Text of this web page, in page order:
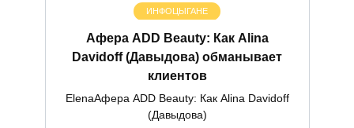
ИНФОЦЫГАНЕ
Афера ADD Beauty: Как Alina
Davidoff (Давыдова) обманывает
клиентов
ElenaАфера ADD Beauty: Как Alina Davidoff
(Давыдова)